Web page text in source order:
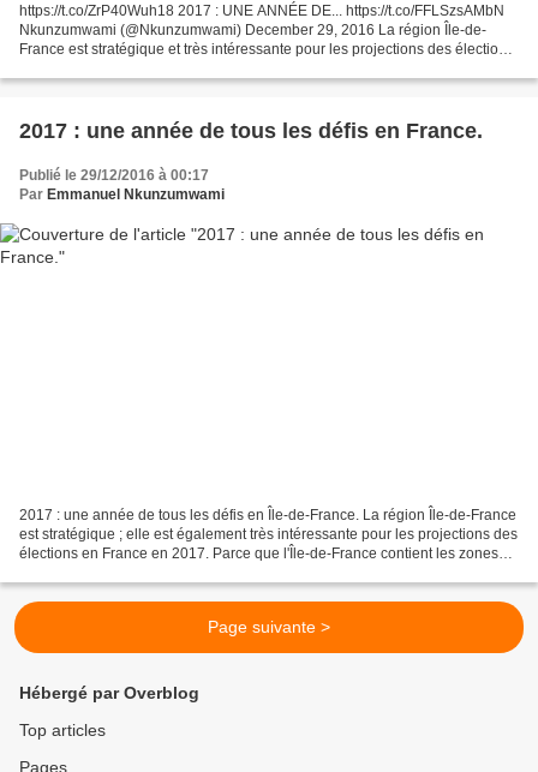
https://t.co/ZrP40Wuh18 2017 : UNE ANNÉE DE... https://t.co/FFLSzsAMbN
Nkunzumwami (@Nkunzumwami) December 29, 2016 La région Île-de-
France est stratégique et très intéressante pour les projections des élections
2017 : une année de tous les défis en France.
Publié le 29/12/2016 à 00:17
Par Emmanuel Nkunzumwami
2017 : une année de tous les défis en Île-de-France. La région Île-de-France
est stratégique ; elle est également très intéressante pour les projections des
élections en France en 2017. Parce que l'Île-de-France contient les zones
Page suivante >
Hébergé par Overblog
Top articles
Pages